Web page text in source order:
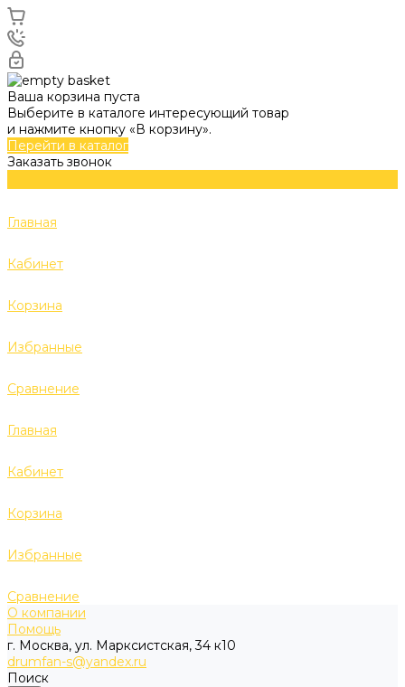
Ваша корзина пуста
Выберите в каталоге интересующий товар
и нажмите кнопку «В корзину».
Перейти в каталог
Заказать звонок
Главная
Кабинет
Корзина
Избранные
Сравнение
Главная
Кабинет
Корзина
Избранные
Сравнение
О компании
Помощь
г. Москва, ул. Марксистская, 34 к10
drumfan-s@yandex.ru
Поиск